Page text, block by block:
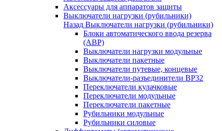
Аксессуары для аппаратов защиты
Выключатели нагрузки (рубильники)
Назад Выключатели нагрузки (рубильники)
Блоки автоматического ввода резерва
(АВР)
Выключатели нагрузки модульные
Выключатели пакетные
Выключатели путевые, концевые
Выключатели-разъединители ВР32
Переключатели кулачковые
Переключатели модульные
Переключатели пакетные
Рубильники модульные
Рубильники силовые